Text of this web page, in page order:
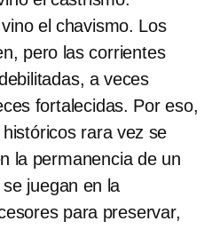
el chavismo. Los
pero las corrientes
a veces
fortalecidas. Por eso,
rara vez se
la permanencia de un
juegan en la
para preservar,